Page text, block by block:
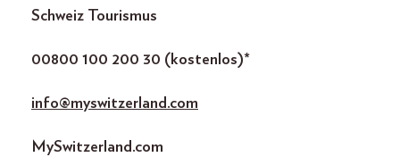
Schweiz Tourismus
00800 100 200 30 (kostenlos)*
info@myswitzerland.com
MySwitzerland.com